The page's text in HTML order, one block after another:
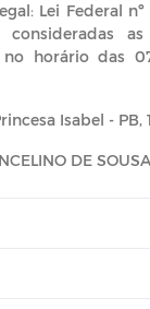
Lei Federal nº
consideradas
no horário das
Isabel -
DE